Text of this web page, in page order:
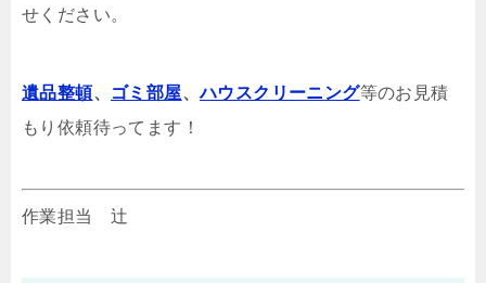
せください。
遺品整頓、 ゴミ部屋、ハウスクリーニング等のお見積
もり依頼待ってます！
作業担当 辻